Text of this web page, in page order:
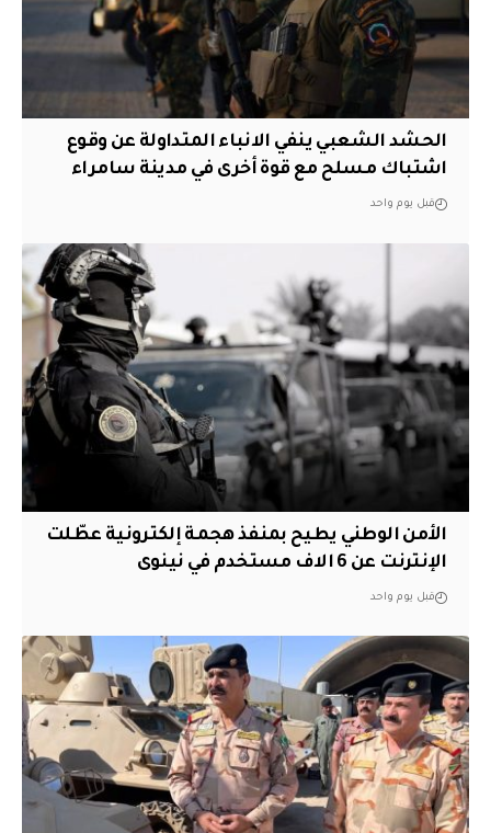
الحشد الشعبي ينفي الانباء المتداولة عن وقوع
اشتباك مسلح مع قوة أخرى في مدينة سامراء
قبل يوم واحد
الأمن الوطني يطيح بمنفذ هجمة إلكترونية عطّلت
الإنترنت عن 6 الاف مستخدم في نينوى
قبل يوم واحد